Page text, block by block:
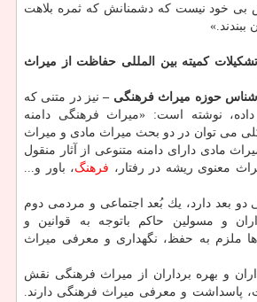
بی خود نیست كه دشمنانش كه ثمره بلاهت
ببندند.»
كمیته بین المللی حفاظت از میراث
حوزه میراث فرهنگی –نیز در متنی كه
داده، نوشته است: «میراث فرهنگی دامنه
می توان در دو بحث میراث مادی و میراث
مادی دارای دامنه متنوعی از آثار منقول
معنوی ریشه در رفتار، فرهنگ، باور و...
دو بعد دارد، یك بُعد اجتماعی و مردمی دوم
و مسولین حاكم باتوجه به قوانین و
ملزم به حفظ، نگهداری و معرفی میراث
و بهره برداران از میراث فرهنگی نقش
پاسداشت و معرفی میراث فرهنگی دارند.